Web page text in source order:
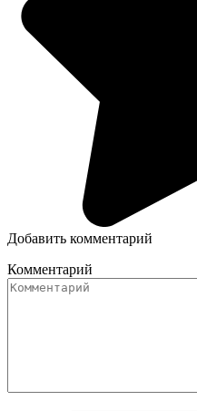
Добавить комментарий
Комментарий